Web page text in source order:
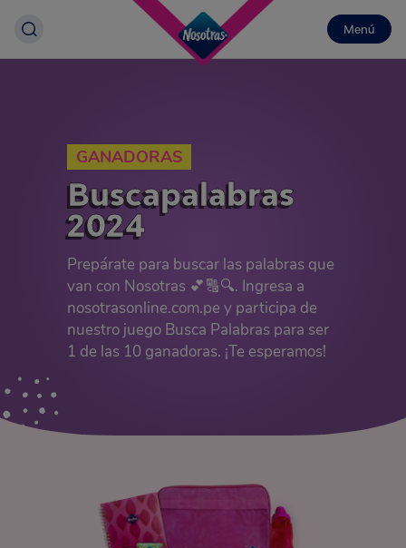
Menú
GANADORAS
Buscapalabras
2024
Prepárate para buscar las palabras que
van con Nosotras 💕🔠🔍. Ingresa a
nosotrasonline.com.pe y participa de
nuestro juego Busca Palabras para ser
1 de las 10 ganadoras. ¡Te esperamos!